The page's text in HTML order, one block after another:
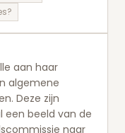
aan haar
algemene
Deze zijn
een beeld van de
naar